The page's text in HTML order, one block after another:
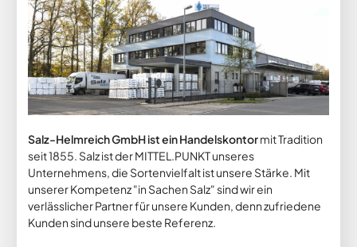
Salz-Helmreich GmbH ist ein Handelskontormit Tradition
seit 1855. Salz ist der MITTEL.PUNKT unseres
Unternehmens, die Sortenvielfalt ist unsere Stärke. Mit
unserer Kompetenz "in Sachen Salz" sind wir ein
verlässlicher Partner für unsere Kunden, denn zufriedene
Kunden sind unsere beste Referenz.